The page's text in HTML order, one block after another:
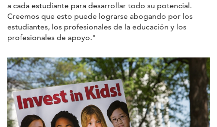
a cada estudiante para desarrollar todo su potencial.
Creemos que esto puede lograrse abogando por los
estudiantes, los profesionales de la educación y los
profesionales de apoyo."